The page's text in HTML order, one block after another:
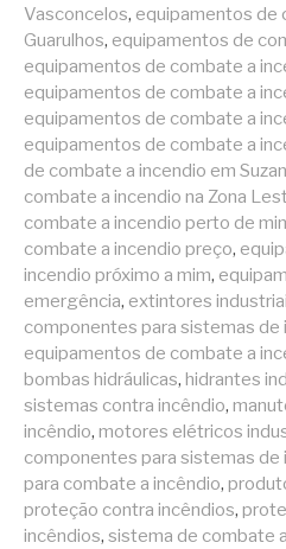
Vasconcelos, equipamentos de
Guarulhos, equipamentos de
equipamentos de combate a
equipamentos de combate a
equipamentos de combate a
equipamentos de combate a
de combate a incendio em
combate a incendio na Zona
combate a incendio perto de
combate a incendio preço,
incendio próximo a mim,
emergência, extintores
componentes para sistemas de
equipamentos de combate a
bombas hidráulicas, hidrantes
sistemas contra incêndio,
incêndio, motores elétricos
componentes para sistemas de
para combate a incêndio,
proteção contra incêndios,
incêndios, sistema de combate